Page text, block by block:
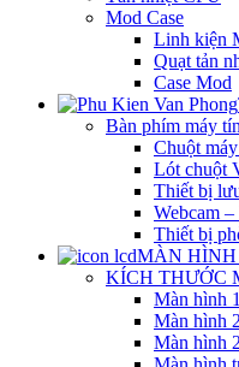
Mod Case
Linh kiện
Quạt tản
Case Mod
Bàn phím máy
Chuột
Lót chuột
Thiết bị
Webcam
Thiết bị
MÀN
KÍCH THƯỚC
Màn hình
Màn hình
Màn hình